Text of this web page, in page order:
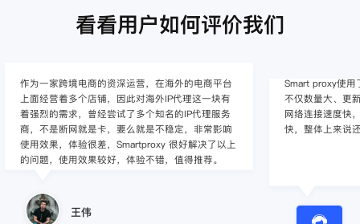
看看用户如何评价我们
Smart proxy使用了很多年了，他们这边的海外代理
不仅数量大、更新快、覆盖地区多、IP纯净度高，
网络连接速度快，同时客服/技术支持响应的速度
快，整体上来说还是比较满意的。
Lucille
作为入行不久
定的难度，这
心，并且非常
感觉还是不